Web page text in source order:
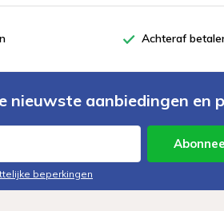
Achteraf
nieuwste aanbiedingen en
beperkingen